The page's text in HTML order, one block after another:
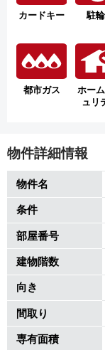
カードキー 駐
都市ガス
ホー
ュリ
物件詳細情報
物件名
条件
部屋番号
建物階数
向き
間取り
専有面積